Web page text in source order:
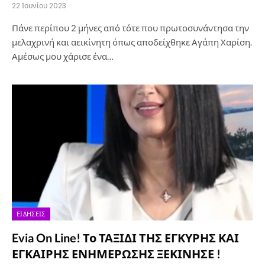
22 Ιουνίου 2023
Πάνε περίπου 2 μήνες από τότε που πρωτοσυνάντησα την
μελαχρινή και αεικίνητη όπως αποδείχθηκε Αγάπη Χαρίση.
Αμέσως μου χάρισε ένα…
ΕΙΔΉΣΕΙΣ
Evia On Line! Το ΤΑΞΙΔΙ ΤΗΣ ΕΓΚΥΡΗΣ ΚΑΙ
ΕΓΚΑΙΡΗΣ ΕΝΗΜΕΡΩΣΗΣ ΞΕΚΙΝΗΣΕ !